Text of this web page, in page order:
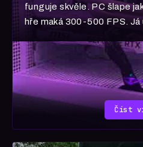
funguje skvěle. PC šlape
hře maká 300-500 FPS. Já
vše daří! A všem vřele
Číst